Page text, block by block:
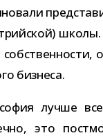
бизнеса.
лучше
это